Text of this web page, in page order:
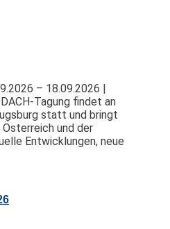
– 18.09.2026 |
Tagung findet an
statt und bringt
und der
Entwicklungen, neue